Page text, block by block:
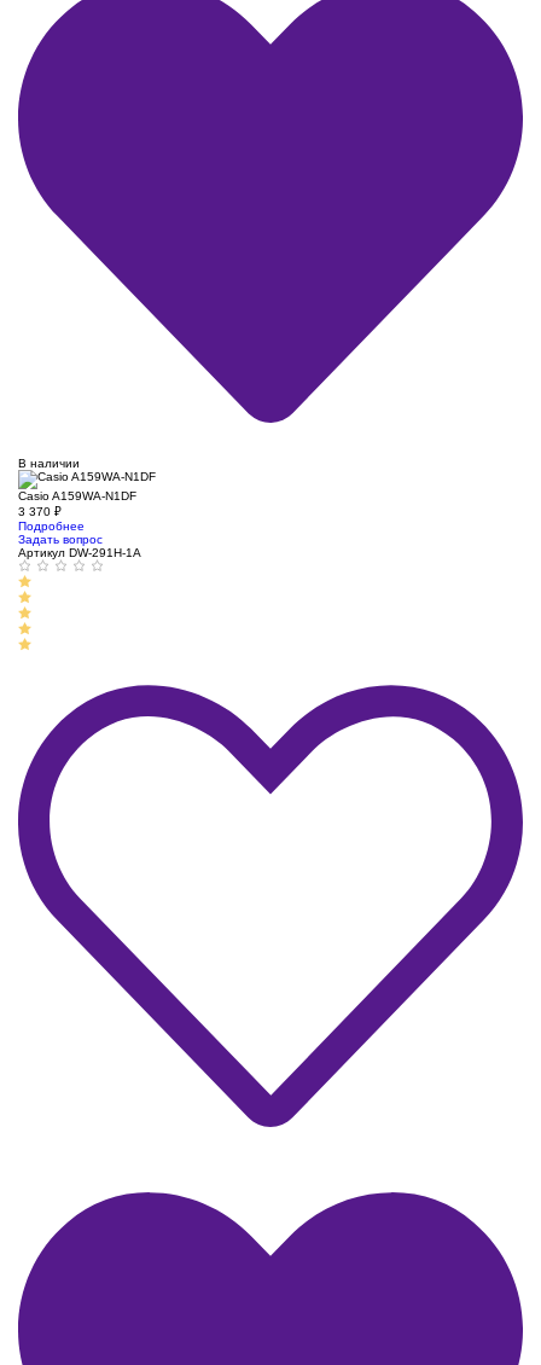
В наличии
Casio A159WA-N1DF
3 370 ₽
Подробнее
Задать вопрос
Артикул DW-291H-1A